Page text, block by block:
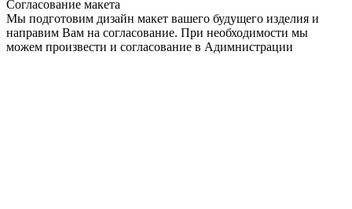
Согласование макета
Мы подготовим дизайн макет вашего будущего изделия и
направим Вам на согласование. При необходимости мы
можем произвести и согласование в Адимнистрации